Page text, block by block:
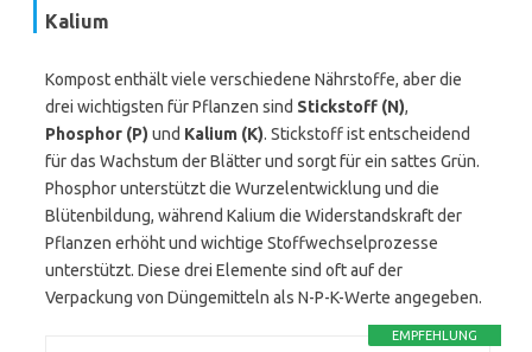
Kalium
Kompost enthält viele verschiedene Nährstoffe, aber die
drei wichtigsten für Pflanzen sind Stickstoff (N),
Phosphor (P) und Kalium (K). Stickstoff ist entscheidend
für das Wachstum der Blätter und sorgt für ein sattes Grün.
Phosphor unterstützt die Wurzelentwicklung und die
Blütenbildung, während Kalium die Widerstandskraft der
Pflanzen erhöht und wichtige Stoffwechselprozesse
unterstützt. Diese drei Elemente sind oft auf der
Verpackung von Düngemitteln als N-P-K-Werte angegeben.
EMPFEHLUNG